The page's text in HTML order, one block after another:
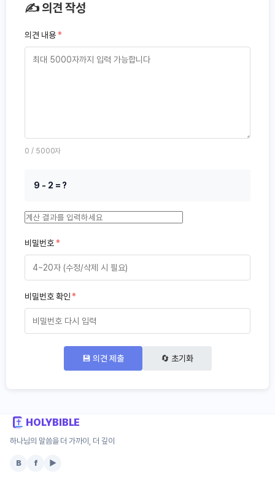
✍️ 의견 작성
의견 내용*
0 / 5000자
9 - 2 = ?
비밀번호*
비밀번호 확인*
💾 의견 제출 🔄 초기화
HOLYBIBLE
하나님의 말씀을 더 가까이, 더 깊이
B f ▶